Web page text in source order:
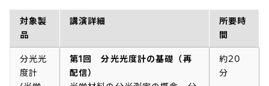
対象製
品
講演詳細
所要時
間
分光光
度計
第1回 分光光度計の基礎（再
配信）
約20
分